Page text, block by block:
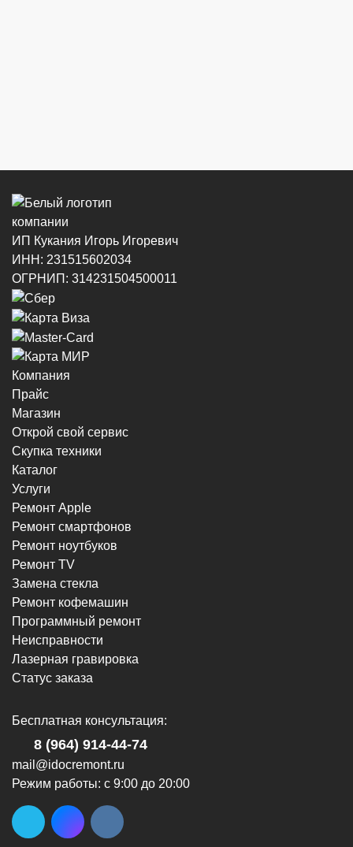
г. Новороссийск, ул. Котанова, 4
8 (964) 914-44-74 (с 9:00 до 20:00)
8 (964) 914-44-74
г. Новороссийск, пр-кт Ленина, 107
8 (964) 914-44-74
г. Новороссийск, ул. Героев Десантников,
8 (964) 914-44-74(с 9:00 до 20:00)
г. Новороссийск, ул. Героев Десантников,
ИП Кукания Игорь Игоревич
ИНН: 231515602034
ОГРНИП: 314231504500011
Компания
Прайс
Магазин
Открой свой сервис
Скупка техники
Каталог
Услуги
Ремонт Apple
Ремонт смартфонов
Ремонт ноутбуков
Ремонт TV
Замена стекла
Ремонт кофемашин
Программный ремонт
Неисправности
Лазерная гравировка
Статус заказа
Бесплатная консультация:
8 (964) 914-44-74
mail@idocremont.ru
Режим работы: с 9:00 до 20:00